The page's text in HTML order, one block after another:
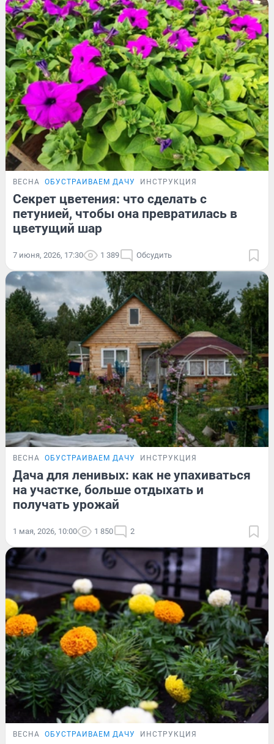
ВЕСНА ОБУСТРАИВАЕМ ДАЧУ ИНСТРУКЦИЯ
Секрет цветения: что сделать с
петунией, чтобы она превратилась в
цветущий шар
7 июня, 2026, 17:30 1 389 Обсудить
ВЕСНА ОБУСТРАИВАЕМ ДАЧУ ИНСТРУКЦИЯ
Дача для ленивых: как не упахиваться
на участке, больше отдыхать и
получать урожай
1 мая, 2026, 10:00 1 850 2
ВЕСНА ОБУСТРАИВАЕМ ДАЧУ ИНСТРУКЦИЯ